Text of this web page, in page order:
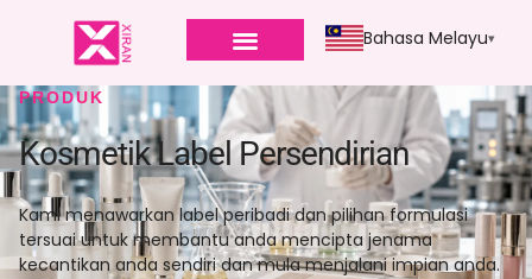
Bahasa Melayu
PRODUK
Kosmetik Label Persendirian
Kami menawarkan label peribadi dan pilihan formulasi
tersuai untuk membantu anda mencipta jenama
kecantikan anda sendiri dan mula menjalani impian anda.